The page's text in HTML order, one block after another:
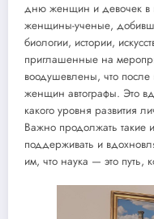
дню женщин и девочек в
женщины-ученые,
биологии, истории,
приглашенные на
воодушевлены, что после
женщин автографы. Это
какого уровня развития
Важно продолжать такие
поддерживать и
им, что наука — это путь,